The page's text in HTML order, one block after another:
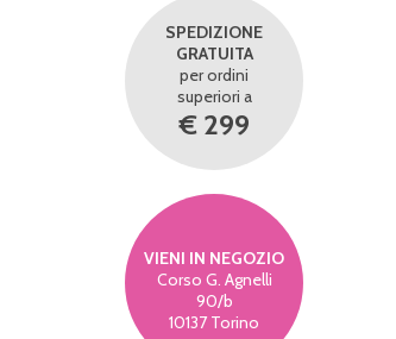
SPEDIZIONE
GRATUITA
per ordini
superiori a
€ 299
VIENI IN NEGOZIO
Corso G. Agnelli
90/b
10137 Torino